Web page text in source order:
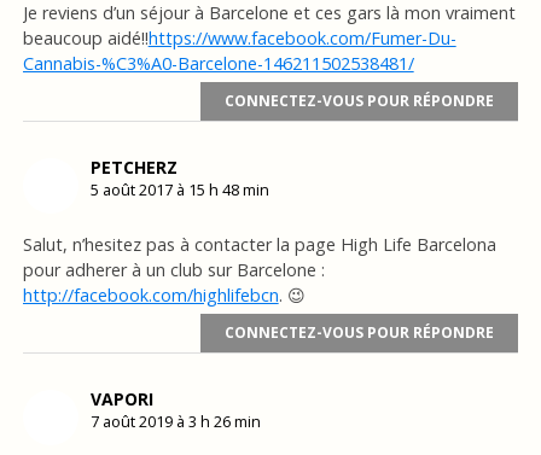
Je reviens d’un séjour à Barcelone et ces gars là mon vraiment
beaucoup aidé!!https://www.facebook.com/Fumer-Du-
Cannabis-%C3%A0-Barcelone-146211502538481/
CONNECTEZ-VOUS POUR RÉPONDRE
PETCHERZ
5 août 2017 à 15 h 48 min
Salut, n’hesitez pas à contacter la page High Life Barcelona
pour adherer à un club sur Barcelone :
http://facebook.com/highlifebcn. 😉
CONNECTEZ-VOUS POUR RÉPONDRE
VAPORI
7 août 2019 à 3 h 26 min